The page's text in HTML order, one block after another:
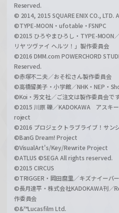
Reserved.
© 2014, 2015 SQUARE ENIX CO., LTD.
©TYPE-MOON・ufotable・FSNPC
©2015 ひろやまひろし・TYPE-MOON
リヤ ツヴァイ ヘルツ！」製作委員会
©2016 DMM.com POWERCHORD
Reserved.
©赤塚不二夫／おそ松さん製作委員会
©高橋留美子・小学館／NHK・NEP・
©Koi・芳文社／ご注文は製作委員会で
©2015 川原 礫／KADOKAWA アスキ
roject
©2016 プロジェクトラブライブ！サン
©BanG Dream! Project
©VisualArt's/Key/Rewrite Project
©ATLUS ©SEGA All rights reserved.
©2015 CIRCUS
©TRIGGER・岡田麿里／キズナイーバ
©長月達平・株式会社KADOKAWA刊／
作委員会
©&™Lucasfilm Ltd.